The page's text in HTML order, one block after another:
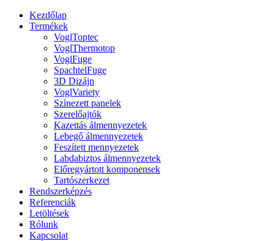
Kezdőlap
Termékek
VoglToptec
VoglThermotop
VoglFuge
SpachtelFuge
3D Dizájn
VoglVariety
Színezett panelek
Szerelőajtók
Kazettás álmennyezetek
Lebegő álmennyezetek
Feszített mennyezetek
Labdabiztos álmennyezetek
Előregyártott komponensek
Tartószerkezet
Rendszerképzés
Referenciák
Letöltések
Rólunk
Kapcsolat